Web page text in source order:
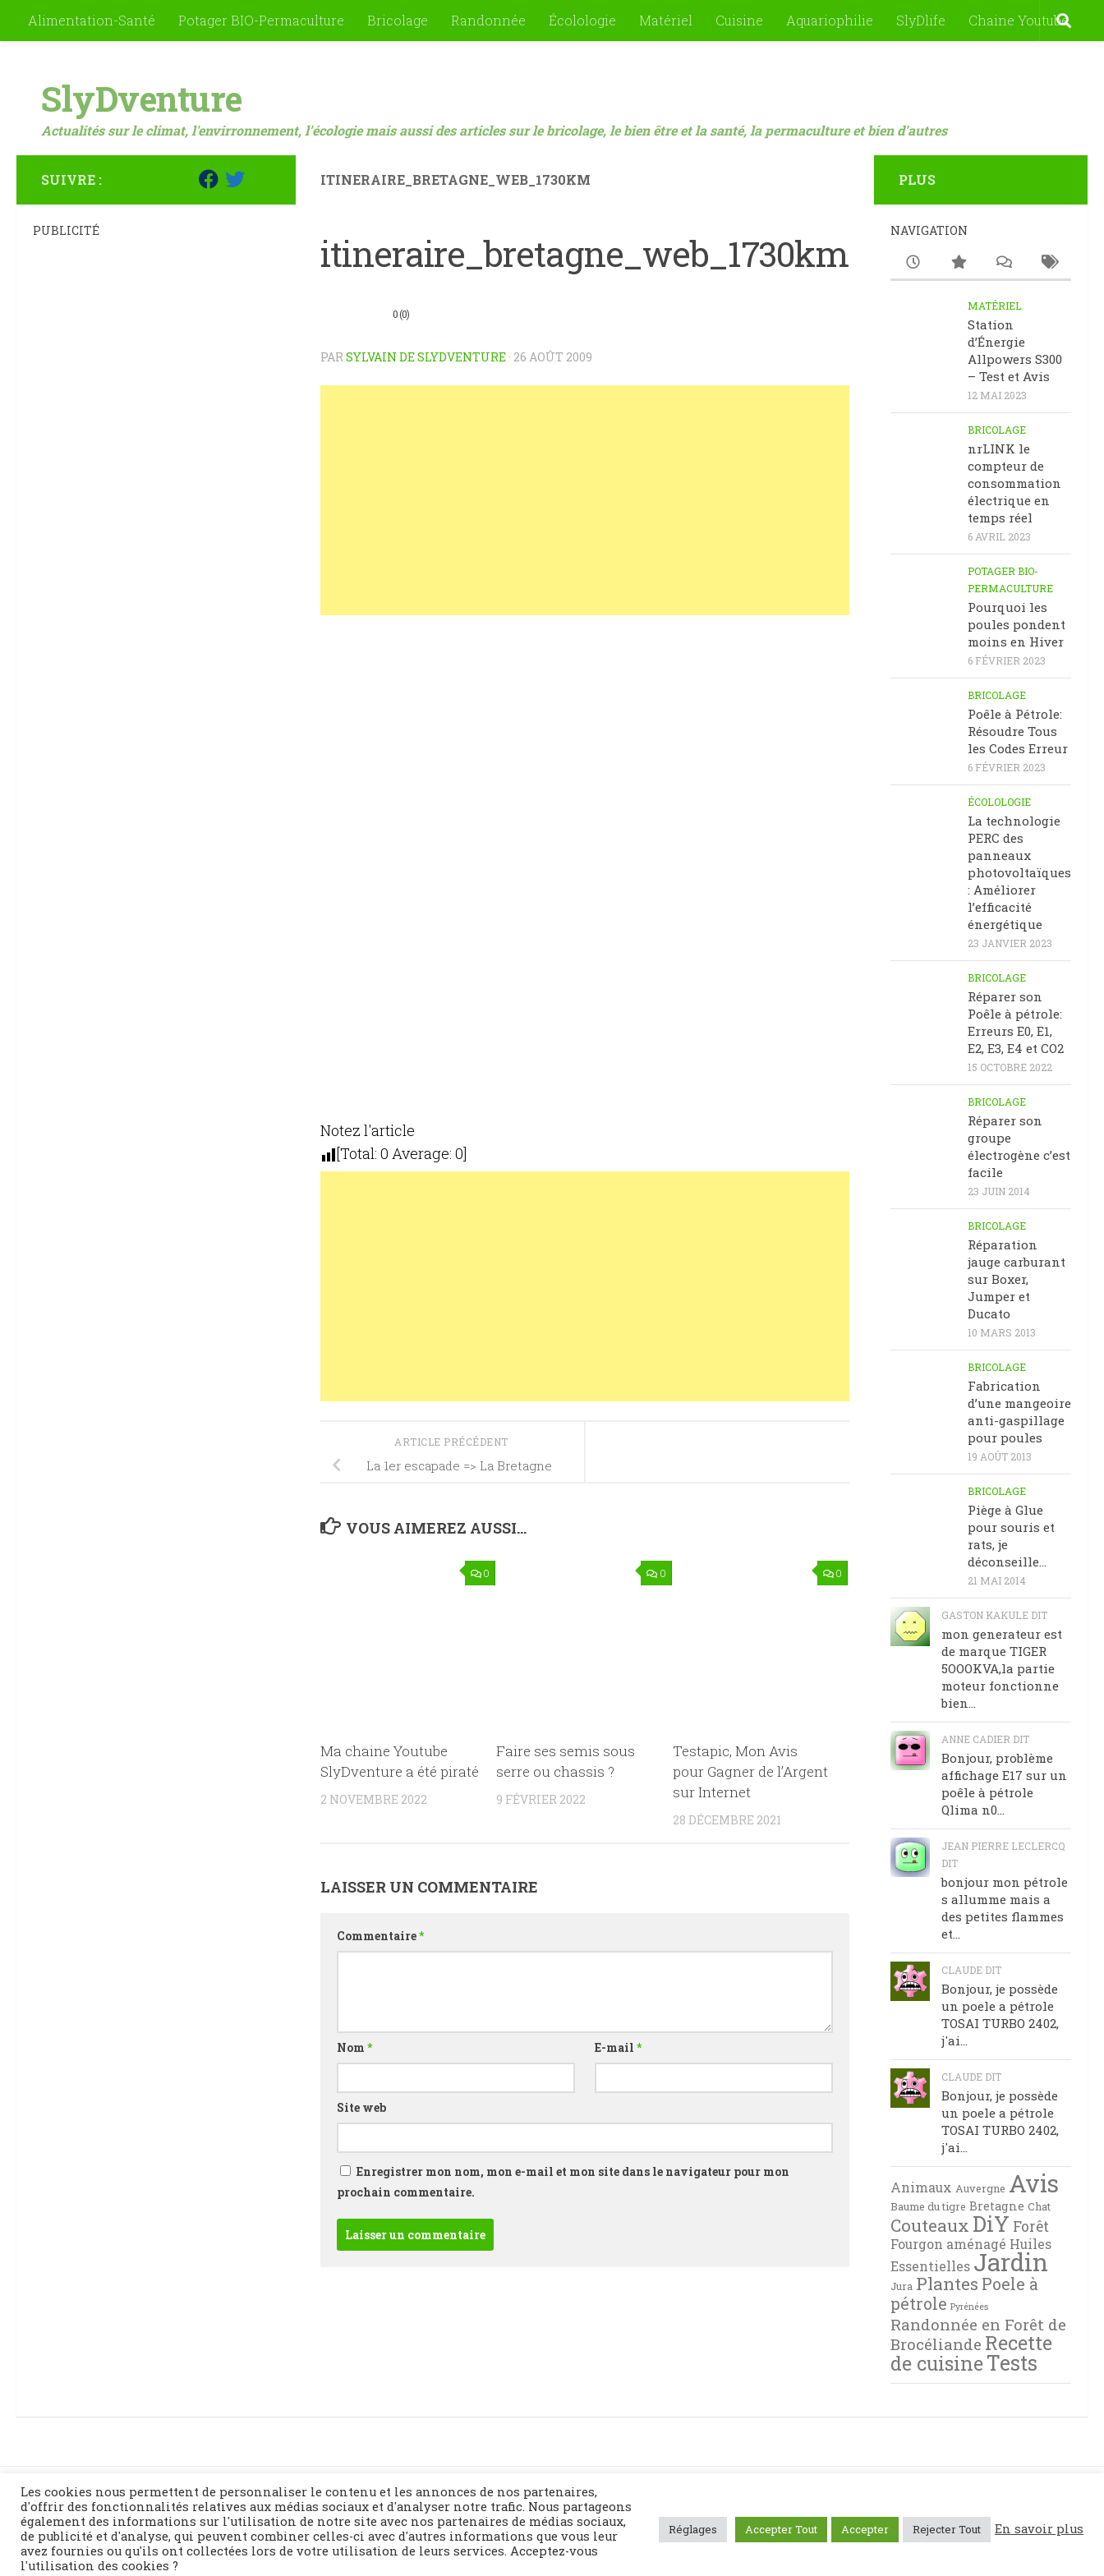
Skip to content
Alimentation-Santé Potager BIO-Permaculture Bricolage Randonnée Écolologie Matériel Cuisine Aquariophilie SlyDlife Chaine Youtube
SlyDventure
Actualités sur le climat, l'envirronnement, l'écologie mais aussi des articles sur le bricolage, le bien être et la santé, la permaculture et bien d'autres
ITINERAIRE_BRETAGNE_WEB_1730KM
itineraire_bretagne_web_1730km
0 (0)
PARSYLVAIN DE SLYDVENTURE · 26 AOÛT 2009
Notez l'article
[Total: 0 Average: 0]
ARTICLE PRÉCÉDENT
La 1er escapade => La Bretagne
VOUS AIMEREZ AUSSI...
0
Ma chaine Youtube
SlyDventure a été piraté
2 NOVEMBRE 2022
0
Faire ses semis sous
serre ou chassis ?
9 FÉVRIER 2022
0
Testapic, Mon Avis
pour Gagner de l’Argent
sur Internet
28 DÉCEMBRE 2021
LAISSER UN COMMENTAIRE
Commentaire*
Nom * E-mail*
Site web
Enregistrer mon nom, mon e-mail et mon site dans le navigateur pour mon
prochain commentaire.
SUIVRE :
PUBLICITÉ
PLUS
NAVIGATION
MATÉRIEL
Station
d’Énergie
Allpowers S300
– Test et Avis
12 MAI 2023
BRICOLAGE
nrLINK le
compteur de
consommation
électrique en
temps réel
6 AVRIL 2023
POTAGER BIO-
PERMACULTURE
Pourquoi les
poules pondent
moins en Hiver
6 FÉVRIER 2023
BRICOLAGE
Poêle à Pétrole:
Résoudre Tous
les Codes Erreur
6 FÉVRIER 2023
ÉCOLOLOGIE
La technologie
PERC des
panneaux
photovoltaïques
: Améliorer
l’efficacité
énergétique
23 JANVIER 2023
BRICOLAGE
Réparer son
Poêle à pétrole:
Erreurs E0, E1,
E2, E3, E4 et CO2
15 OCTOBRE 2022
BRICOLAGE
Réparer son
groupe
électrogène c’est
facile
23 JUIN 2014
BRICOLAGE
Réparation
jauge carburant
sur Boxer,
Jumper et
Ducato
10 MARS 2013
BRICOLAGE
Fabrication
d’une mangeoire
anti-gaspillage
pour poules
19 AOÛT 2013
BRICOLAGE
Piège à Glue
pour souris et
rats, je
déconseille…
21 MAI 2014
GASTON KAKULE DIT
mon generateur est
de marque TIGER
5OOOKVA,la partie
moteur fonctionne
bien...
ANNE CADIER DIT
Bonjour, problème
affichage E17 sur un
poêle à pétrole
Qlima n0...
JEAN PIERRE LECLERCQ
DIT
bonjour mon pétrole
s allumme mais a
des petites flammes
et...
CLAUDE DIT
Bonjour, je possède
un poele a pétrole
TOSAI TURBO 2402,
j'ai...
CLAUDE DIT
Bonjour, je possède
un poele a pétrole
TOSAI TURBO 2402,
j'ai...
Animaux Auvergne Avis
Baume du tigre Bretagne Chat
Couteaux DiY Forêt
Fourgon aménagé Huiles
Essentielles Jardin
Jura Plantes Poele à
pétrole Pyrénées
Randonnée en Forêt de
Brocéliande Recette
de cuisineTests
Politique de confidentialité
Fièrement propulsé par - Conçu parThème Hueman
Les cookies nous permettent de personnaliser le contenu et les annonces de nos partenaires,
d'offrir des fonctionnalités relatives aux médias sociaux et d'analyser notre trafic. Nous partageons
également des informations sur l'utilisation de notre site avec nos partenaires de médias sociaux,
de publicité et d'analyse, qui peuvent combiner celles-ci avec d'autres informations que vous leur
avez fournies ou qu'ils ont collectées lors de votre utilisation de leurs services. Acceptez-vous
l'utilisation des cookies ?
Réglages Accepter Tout Accepter Rejecter Tout En savoir plus